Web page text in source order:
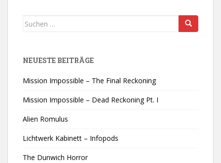
Suchen
NEUESTE BEITRÄGE
Mission Impossible – The Final Reckoning
Mission Impossible – Dead Reckoning Pt. I
Alien Romulus
Lichtwerk Kabinett – Infopods
The Dunwich Horror